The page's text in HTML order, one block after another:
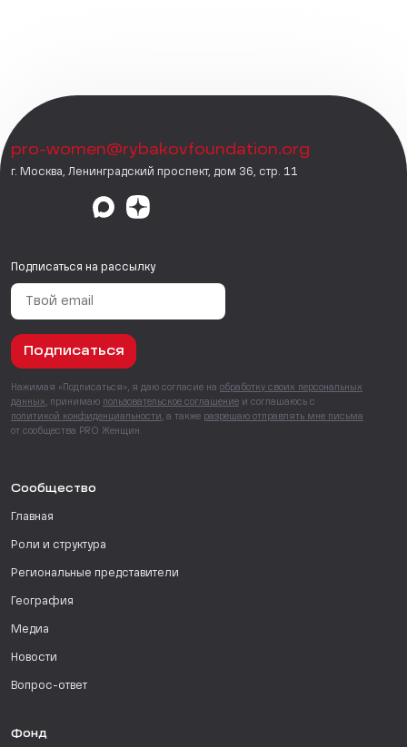
pro-women@rybakovfoundation.org
г. Москва, Ленинградский проспект, дом 36, стр. 11
Подписаться на рассылку
Подписаться
Нажимая «Подписаться», я даю согласие на обработку своих персональных
данных , принимаю пользовательское соглашение и соглашаюсь с
политикой конфиденциальности , а также разрешаю отправлять мне письма
от сообщества PRO Женщин.
Сообщество
Главная
Роли и структура
Региональные представители
География
Медиа
Новости
Вопрос-ответ
Фонд